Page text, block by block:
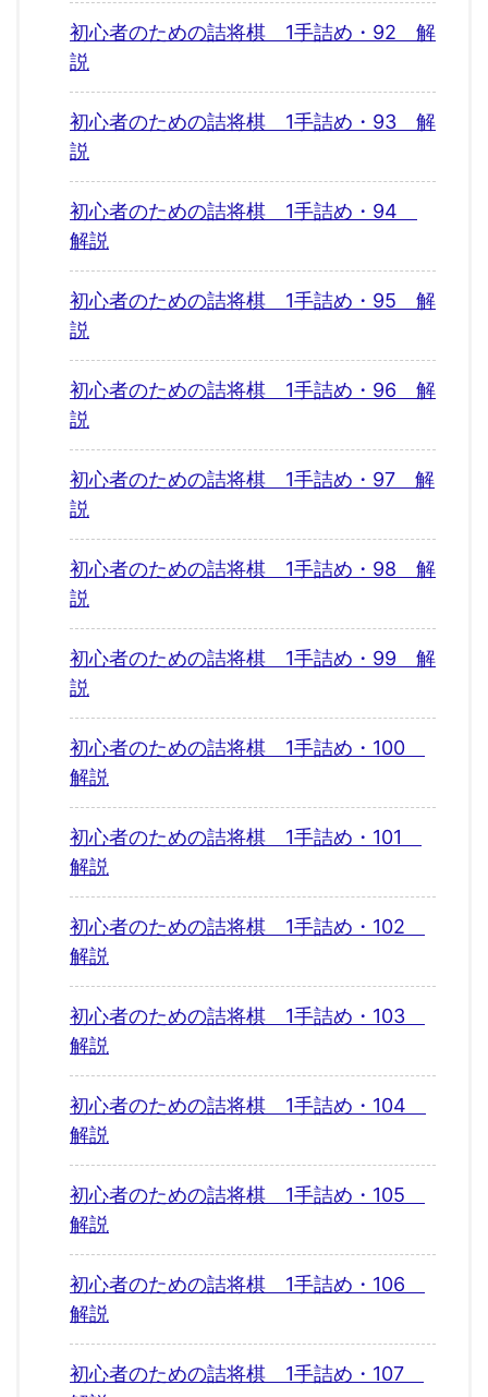
初心者のための詰将棋 1手詰め・92 解
説
初心者のための詰将棋 1手詰め・93 解
説
初心者のための詰将棋 1手詰め・94
解説
初心者のための詰将棋 1手詰め・95 解
説
初心者のための詰将棋 1手詰め・96 解
説
初心者のための詰将棋 1手詰め・97 解
説
初心者のための詰将棋 1手詰め・98 解
説
初心者のための詰将棋 1手詰め・99 解
説
初心者のための詰将棋 1手詰め・100
解説
初心者のための詰将棋 1手詰め・101
解説
初心者のための詰将棋 1手詰め・102
解説
初心者のための詰将棋 1手詰め・103
解説
初心者のための詰将棋 1手詰め・104
解説
初心者のための詰将棋 1手詰め・105
解説
初心者のための詰将棋 1手詰め・106
解説
初心者のための詰将棋 1手詰め・107